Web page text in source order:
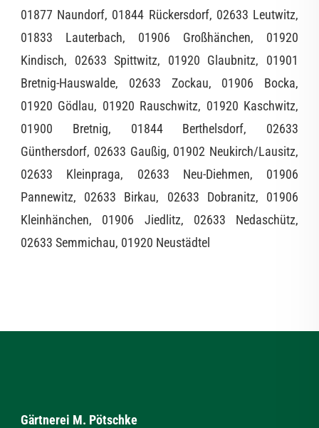
01877 Naundorf, 01844 Rückersdorf, 02633 Leutwitz,
01833 Lauterbach, 01906 Großhänchen, 01920
Kindisch, 02633 Spittwitz, 01920 Glaubnitz, 01901
Bretnig-Hauswalde, 02633 Zockau, 01906 Bocka,
01920 Gödlau, 01920 Rauschwitz, 01920 Kaschwitz,
01900 Bretnig, 01844 Berthelsdorf, 02633
Günthersdorf, 02633 Gaußig, 01902 Neukirch/Lausitz,
02633 Kleinpraga, 02633 Neu-Diehmen, 01906
Pannewitz, 02633 Birkau, 02633 Dobranitz, 01906
Kleinhänchen, 01906 Jiedlitz, 02633 Nedaschütz,
02633 Semmichau, 01920 Neustädtel
Gärtnerei M. Pötschke